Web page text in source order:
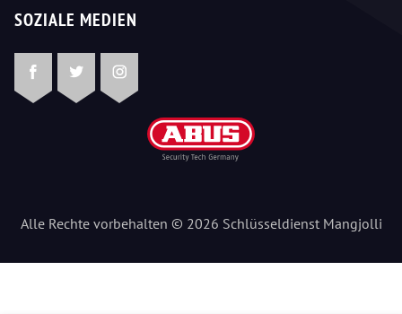
SOZIALE MEDIEN
FacebookTwitterInstagram
Alle Rechte vorbehalten © 2026 Schlüsseldienst Mangjolli